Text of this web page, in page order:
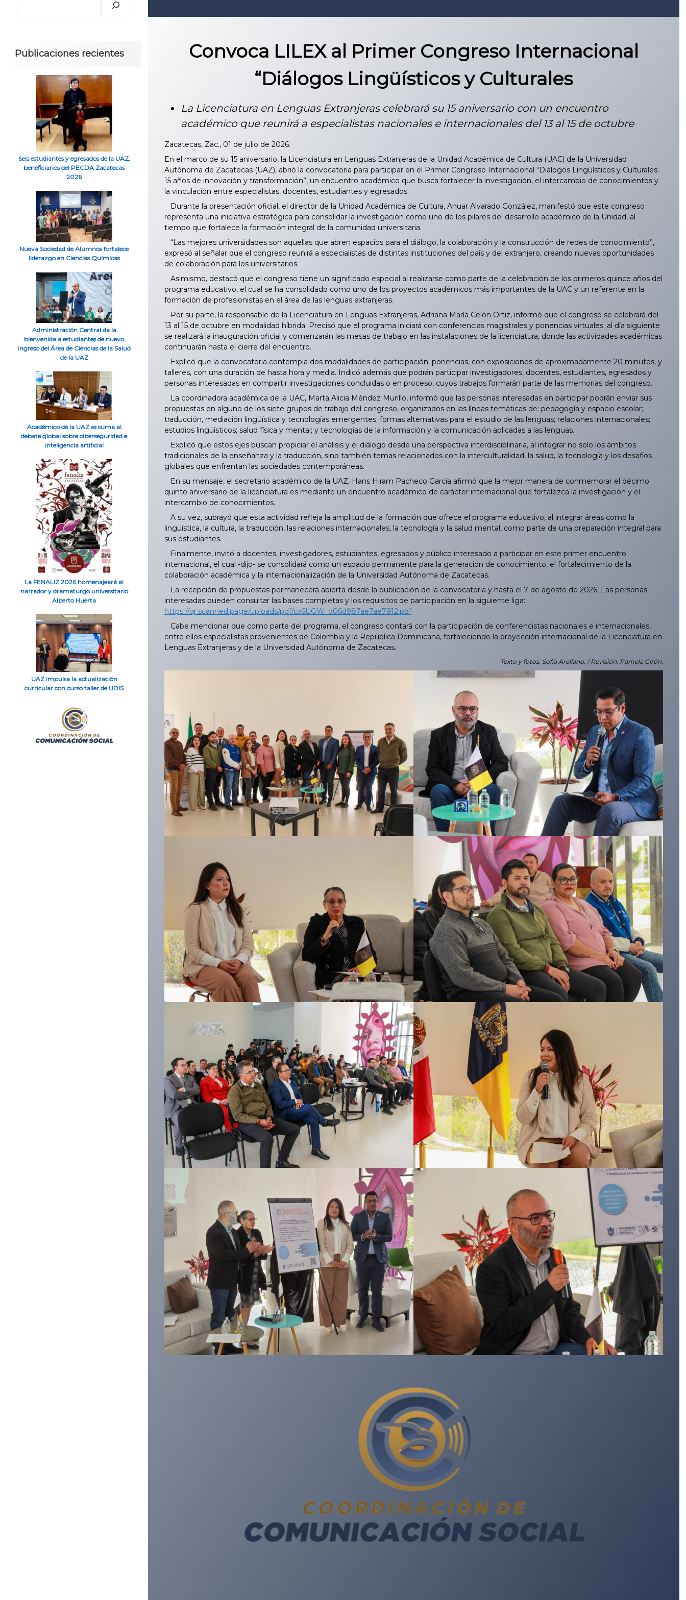
Convoca LILEX al Primer Congreso Internacional
“Diálogos Lingüísticos y Culturales
La Licenciatura en Lenguas Extranjeras celebrará su 15 aniversario con un encuentro
académico que reunirá a especialistas nacionales e internacionales del 13 al 15 de octubre
Zacatecas, Zac., 01 de julio de 2026.
En el marco de su 15 aniversario, la Licenciatura en Lenguas Extranjeras de la Unidad Académica de Cultura (UAC) de la Universidad
Autónoma de Zacatecas (UAZ), abrió la convocatoria para participar en el Primer Congreso Internacional “Diálogos Lingüísticos y Culturales:
15 años de innovación y transformación”, un encuentro académico que busca fortalecer la investigación, el intercambio de conocimientos y
la vinculación entre especialistas, docentes, estudiantes y egresados.
Durante la presentación oficial, el director de la Unidad Académica de Cultura, Anuar Alvarado González, manifestó que este congreso
representa una iniciativa estratégica para consolidar la investigación como uno de los pilares del desarrollo académico de la Unidad, al
tiempo que fortalece la formación integral de la comunidad universitaria.
“Las mejores universidades son aquellas que abren espacios para el diálogo, la colaboración y la construcción de redes de conocimiento”,
expresó al señalar que el congreso reunirá a especialistas de distintas instituciones del país y del extranjero, creando nuevas oportunidades
de colaboración para los universitarios.
Asimismo, destacó que el congreso tiene un significado especial al realizarse como parte de la celebración de los primeros quince años del
programa educativo, el cual se ha consolidado como uno de los proyectos académicos más importantes de la UAC y un referente en la
formación de profesionistas en el área de las lenguas extranjeras.
Por su parte, la responsable de la Licenciatura en Lenguas Extranjeras, Adriana María Celón Ortiz, informó que el congreso se celebrará del
13 al 15 de octubre en modalidad híbrida. Precisó que el programa iniciará con conferencias magistrales y ponencias virtuales; al día siguiente
se realizará la inauguración oficial y comenzarán las mesas de trabajo en las instalaciones de la licenciatura, donde las actividades académicas
continuarán hasta el cierre del encuentro.
Explicó que la convocatoria contempla dos modalidades de participación: ponencias, con exposiciones de aproximadamente 20 minutos, y
talleres, con una duración de hasta hora y media. Indicó además que podrán participar investigadores, docentes, estudiantes, egresados y
personas interesadas en compartir investigaciones concluidas o en proceso, cuyos trabajos formarán parte de las memorias del congreso.
La coordinadora académica de la UAC, Marta Alicia Méndez Murillo, informó que las personas interesadas en participar podrán enviar sus
propuestas en alguno de los siete grupos de trabajo del congreso, organizados en las líneas temáticas de: pedagogía y espacio escolar;
traducción, mediación lingüística y tecnologías emergentes; formas alternativas para el estudio de las lenguas; relaciones internacionales;
estudios lingüísticos; salud física y mental; y tecnologías de la información y la comunicación aplicadas a las lenguas.
Explicó que estos ejes buscan propiciar el análisis y el diálogo desde una perspectiva interdisciplinaria, al integrar no solo los ámbitos
tradicionales de la enseñanza y la traducción, sino también temas relacionados con la interculturalidad, la salud, la tecnología y los desafíos
globales que enfrentan las sociedades contemporáneas.
En su mensaje, el secretario académico de la UAZ, Hans Hiram Pacheco García afirmó que la mejor manera de conmemorar el décimo
quinto aniversario de la licenciatura es mediante un encuentro académico de carácter internacional que fortalezca la investigación y el
intercambio de conocimientos.
A su vez, subrayó que esta actividad refleja la amplitud de la formación que ofrece el programa educativo, al integrar áreas como la
lingüística, la cultura, la traducción, las relaciones internacionales, la tecnología y la salud mental, como parte de una preparación integral para
sus estudiantes.
Finalmente, invitó a docentes, investigadores, estudiantes, egresados y público interesado a participar en este primer encuentro
internacional, el cual -dijo- se consolidará como un espacio permanente para la generación de conocimiento, el fortalecimiento de la
colaboración académica y la internacionalización de la Universidad Autónoma de Zacatecas.
La recepción de propuestas permanecerá abierta desde la publicación de la convocatoria y hasta el 7 de agosto de 2026. Las personas
interesadas pueden consultar las bases completas y los requisitos de participación en la siguiente liga:
https://qr.scanned.page/uploads/pdf/cx6UGW_d06d987ae7ae7912.pdf
Cabe mencionar que como parte del programa, el congreso contará con la participación de conferencistas nacionales e internacionales,
entre ellos especialistas provenientes de Colombia y la República Dominicana, fortaleciendo la proyección internacional de la Licenciatura en
Lenguas Extranjeras y de la Universidad Autónoma de Zacatecas.
Texto y fotos: Sofía Arellano. / Revisión: Pamela Girón.
Publicaciones recientes
Seis estudiantes y egresados de la UAZ,
beneficiarios del PECDA Zacatecas
2026
Nueva Sociedad de Alumnos fortalece
liderazgo en Ciencias Químicas
Administración Central da la
bienvenida a estudiantes de nuevo
ingreso del Área de Ciencias de la Salud
de la UAZ
Académico de la UAZ se suma al
debate global sobre ciberseguridad e
inteligencia artificial
La FENALIZ 2026 homenajeará al
narrador y dramaturgo universitario
Alberto Huerta
UAZ impulsa la actualización
curricular con curso taller de UDIS